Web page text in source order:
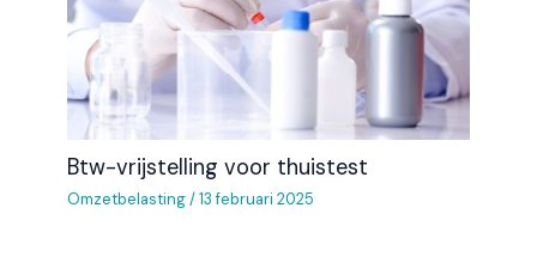
Btw-vrijstelling voor thuistest
Omzetbelasting/13 februari 2025